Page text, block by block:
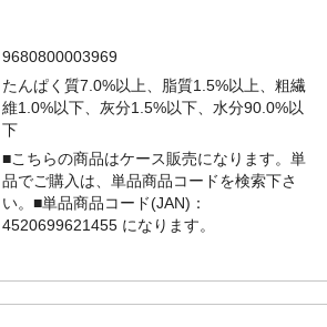
9680800003969
たんぱく質7.0%以上、脂質1.5%以上、粗繊
維1.0%以下、灰分1.5%以下、水分90.0%以
下
■こちらの商品はケース販売になります。単
品でご購入は、単品商品コードを検索下さ
い。■単品商品コード(JAN)：
4520699621455 になります。
ウェットフード, 犬, 国産